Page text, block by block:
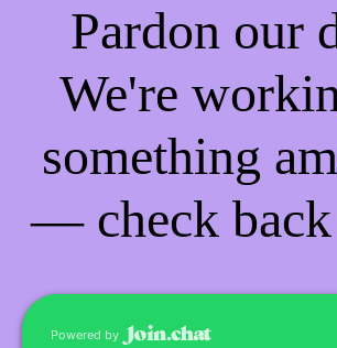
Pardon our
We're
something
— check back
Powered by